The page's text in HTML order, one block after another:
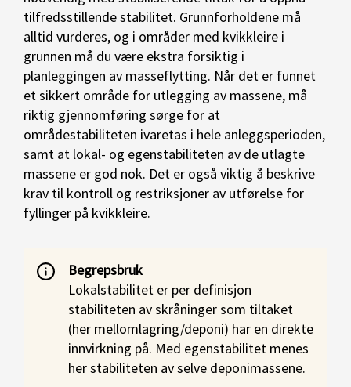
tilfredsstillende stabilitet. Grunnforholdene må
alltid vurderes, og i områder med kvikkleire i
grunnen må du være ekstra forsiktig i
planleggingen av masseflytting. Når det er funnet
et sikkert område for utlegging av massene, må
riktig gjennomføring sørge for at
områdestabiliteten ivaretas i hele anleggsperioden,
samt at lokal- og egenstabiliteten av de utlagte
massene er god nok. Det er også viktig å beskrive
krav til kontroll og restriksjoner av utførelse for
fyllinger på kvikkleire.
Begrepsbruk
Lokalstabilitet er per definisjon
stabiliteten av skråninger som tiltaket
(her mellomlagring/deponi) har en direkte
innvirkning på. Med egenstabilitet menes
her stabiliteten av selve deponimassene.